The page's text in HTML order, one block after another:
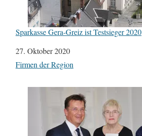
Sparkasse Gera-Greiz ist Testsieger 2020
Datum
27. Oktober 2020
In Bezug auf
Firmen der Region